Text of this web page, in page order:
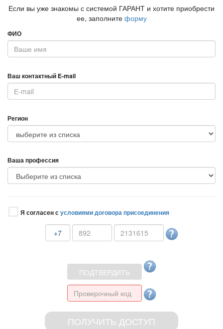
Если вы уже знакомы с системой ГАРАНТ и хотите приобрести
ее, заполните форму
ФИО
аш контактный E-mail
Регион
аша профессия
Я согласен сусловиями договора присоединения
+7